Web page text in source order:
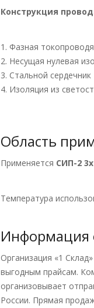
Конструкция
1. Фазная
2. Несущая нулевая
3. Стальной сердечник
4. Изоляция из
Область
Применяется СИП-2
Температура
Информация
Организация «1
выгодным прайсам.
организовывает
России. Прямая